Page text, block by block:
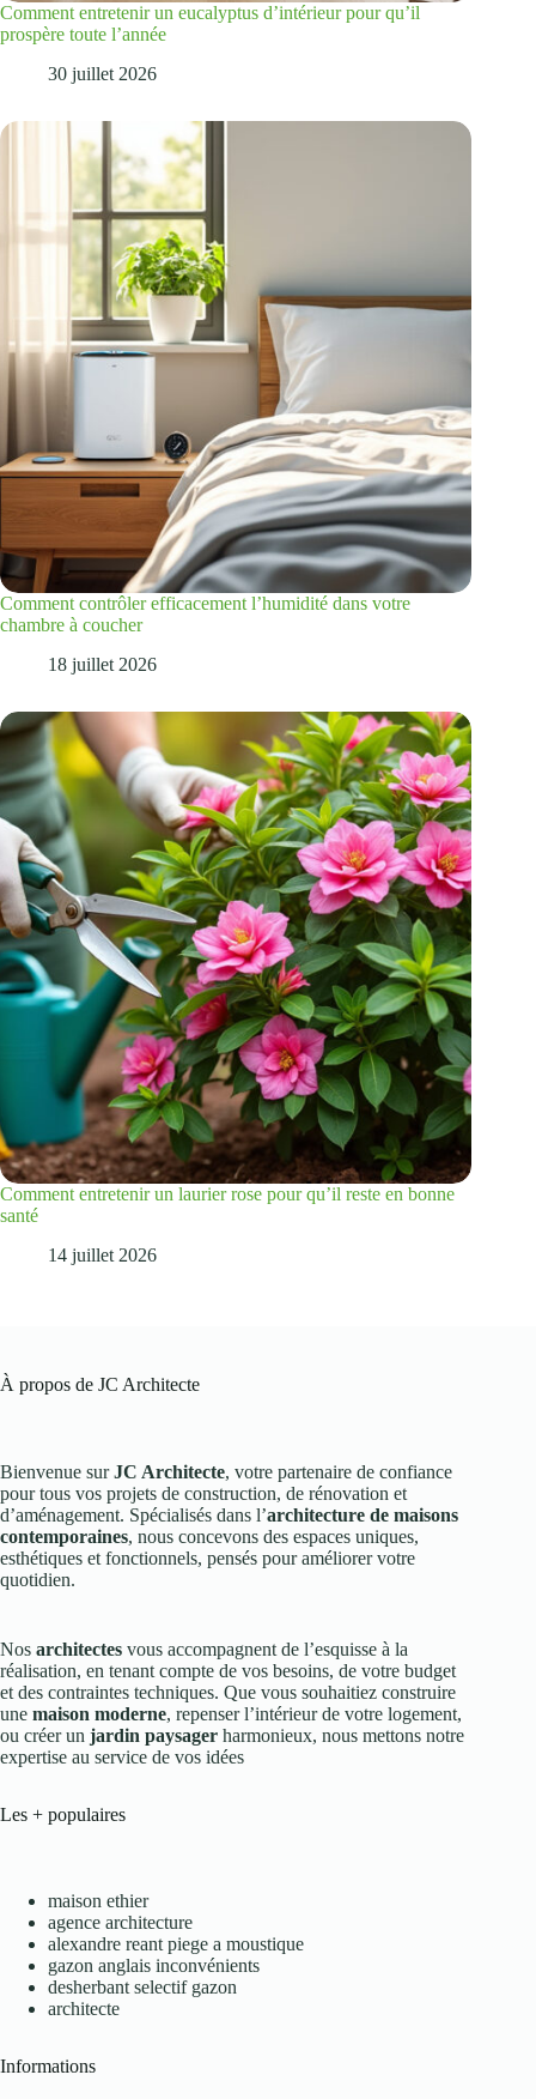
Comment entretenir un eucalyptus d’intérieur pour qu’il
prospère toute l’année
30 juillet 2026
Comment contrôler efficacement l’humidité dans votre
chambre à coucher
18 juillet 2026
Comment entretenir un laurier rose pour qu’il reste en bonne
santé
14 juillet 2026
À propos de JC Architecte
Bienvenue surJC Architecte, votre partenaire de confiance
pour tous vos projets de construction, de rénovation et
d’aménagement. Spécialisés dans l’architecture de maisons
contemporaines, nous concevons des espaces uniques,
esthétiques et fonctionnels, pensés pour améliorer votre
quotidien.
Nos architectes vous accompagnent de l’esquisse à la
réalisation, en tenant compte de vos besoins, de votre budget
et des contraintes techniques. Que vous souhaitiez construire
une maison moderne, repenser l’intérieur de votre logement,
ou créer un jardin paysager harmonieux, nous mettons notre
expertise au service de vos idées
Les + populaires
maison ethier
agence architecture
alexandre reant piege a moustique
gazon anglais inconvénients
desherbant selectif gazon
architecte
Informations